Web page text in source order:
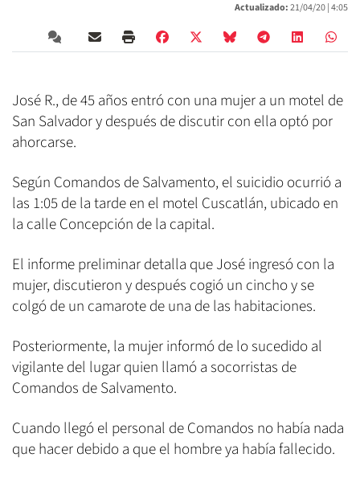
Actualizado:21/04/20 |4:05
José R., de 45 años entró con una mujer a un motel de
San Salvador y después de discutir con ella optó por
ahorcarse.
Según Comandos de Salvamento, el suicidio ocurrió a
las 1:05 de la tarde en el motel Cuscatlán, ubicado en
la calle Concepción de la capital.
El informe preliminar detalla que José ingresó con la
mujer, discutieron y después cogió un cincho y se
colgó de un camarote de una de las habitaciones.
Posteriormente, la mujer informó de lo sucedido al
vigilante del lugar quien llamó a socorristas de
Comandos de Salvamento.
Cuando llegó el personal de Comandos no había nada
que hacer debido a que el hombre ya había fallecido.